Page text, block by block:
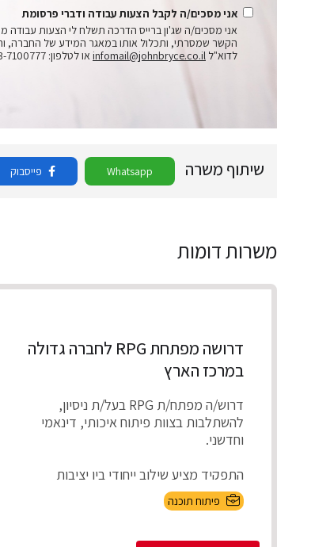
אני מסכים/ה לקבל הצעות עבודה ודברי פרסומת
אני מסכים/ה שג'ון ברייס הדרכה תשלח לי הצעות עבודה
הקשר שמסרתי, ותכלול אותו במאגר המידע של החברה,
לדוא"ל infomail@johnbryce.co.il או לטלפון: 03-7100777.
שיתוף משרה Whatsapp פייסבוק
משרות דומות
דרושה מפתחת RPG לחברה גדולה
במרכז הארץ
דרוש/ה מפתח/ת RPG בעל/ת ניסיון,
להשתלבות בצוות פיתוח איכותי, דינאמי
וחדשני.
התפקיד מציע שילוב ייחודי בין יציבות
תעסוקתית ועבודה על מערכו...
פיתוח תוכנה